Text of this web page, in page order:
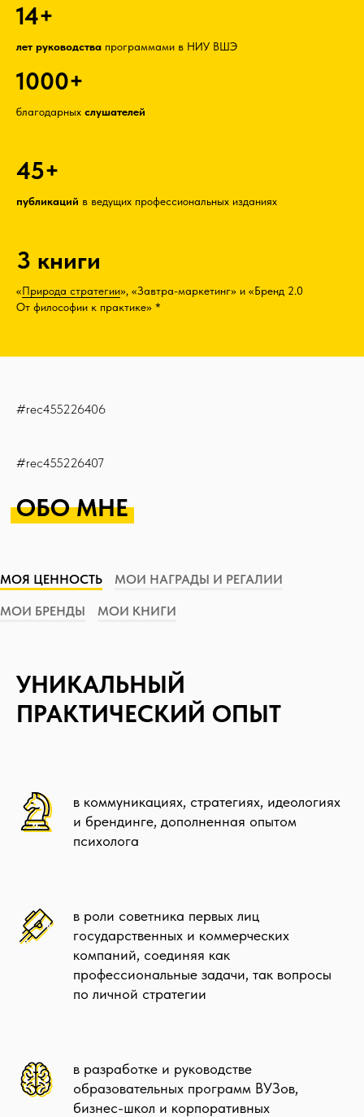
14+
лет руководства программами в НИУ ВШЭ
1000+
благодарных слушателей
45+
публикаций в ведущих профессиональных изданиях
3 книги
«Природа стратегии», «Завтра-маркетинг» и «Бренд 2.0
От философии к практике» *
#rec455226406
#rec455226407
ОБО МНЕ
МОЯ ЦЕННОСТЬ МОИ НАГРАДЫ И РЕГАЛИИ
МОИ БРЕНДЫ МОИ КНИГИ
УНИКАЛЬНЫЙ
ПРАКТИЧЕСКИЙ ОПЫТ
в коммуникациях, стратегиях, идеологиях
и брендинге, дополненная опытом
психолога
в роли советника первых лиц
государственных и коммерческих
компаний, соединяя как
профессиональные задачи, так вопросы
по личной стратегии
в разработке и руководстве
образовательных программ ВУЗов,
бизнес-школ и корпоративных
ИДЕОЛОГИЯ
БРЕНДИНГ
ПСИХОЛОГИЯ